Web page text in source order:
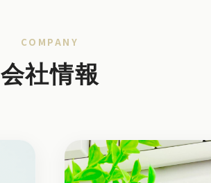
COMPANY
会社情報